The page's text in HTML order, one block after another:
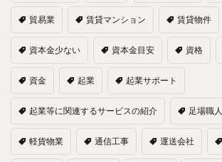
貿易業 賃貸マンション 賃貸物件
資本金少ない 資本金目安 資格
資金 起業 起業サポート
起業等に関連するサービスの紹介 足場職人
軽貨物業 通信工事 運送会社